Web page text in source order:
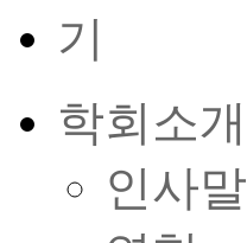
학회소개
인사말